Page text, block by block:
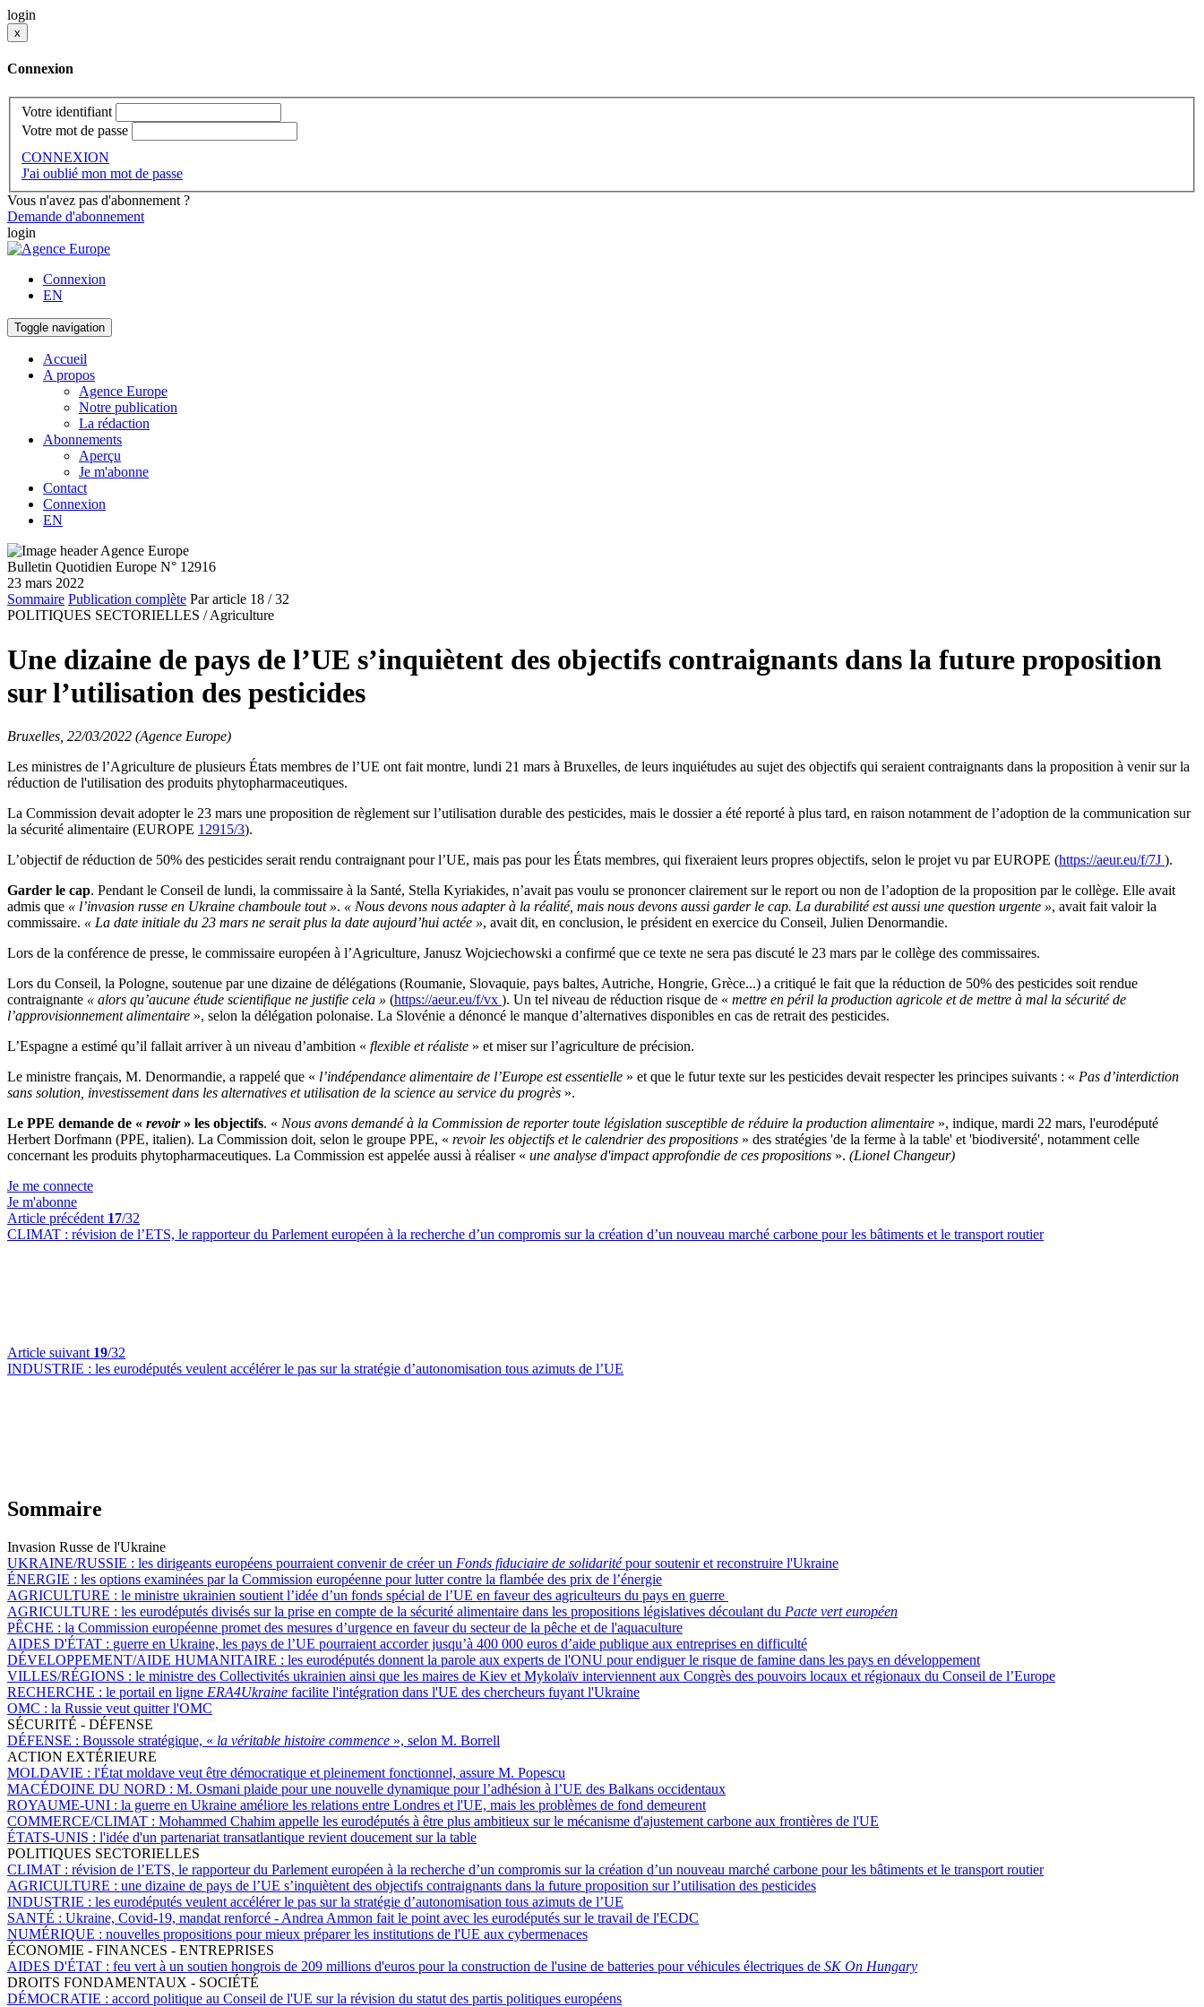
login
x
Connexion
Votre identifiant
Votre mot de passe
CONNEXION
J'ai oublié mon mot de passe
Vous n'avez pas d'abonnement ?
Demande d'abonnement
login
Connexion
EN
Toggle navigation
Accueil
A propos
Agence Europe
Notre publication
La rédaction
Abonnements
Aperçu
Je m'abonne
Contact
Connexion
EN
Bulletin Quotidien Europe N° 12916
23 mars 2022
Sommaire Publication complète Par article 18 / 32
POLITIQUES SECTORIELLES / Agriculture
Une dizaine de pays de l’UE s’inquiètent des objectifs contraignants dans la future proposition
sur l’utilisation des pesticides
Bruxelles, 22/03/2022 (Agence Europe)
Les ministres de l’Agriculture de plusieurs États membres de l’UE ont fait montre, lundi 21 mars à Bruxelles, de leurs inquiétudes au sujet des objectifs qui seraient contraignants dans la proposition à venir sur la
réduction de l'utilisation des produits phytopharmaceutiques.
La Commission devait adopter le 23 mars une proposition de règlement sur l’utilisation durable des pesticides, mais le dossier a été reporté à plus tard, en raison notamment de l’adoption de la communication sur
la sécurité alimentaire (EUROPE 12915/3).
L’objectif de réduction de 50% des pesticides serait rendu contraignant pour l’UE, mais pas pour les États membres, qui fixeraient leurs propres objectifs, selon le projet vu par EUROPE (https://aeur.eu/f/7J ).
Garder le cap. Pendant le Conseil de lundi, la commissaire à la Santé, Stella Kyriakides, n’avait pas voulu se prononcer clairement sur le report ou non de l’adoption de la proposition par le collège. Elle avait
admis que « l’invasion russe en Ukraine chamboule tout ». « Nous devons nous adapter à la réalité, mais nous devons aussi garder le cap. La durabilité est aussi une question urgente », avait fait valoir la
commissaire. « La date initiale du 23 mars ne serait plus la date aujourd’hui actée », avait dit, en conclusion, le président en exercice du Conseil, Julien Denormandie.
Lors de la conférence de presse, le commissaire européen à l’Agriculture, Janusz Wojciechowski a confirmé que ce texte ne sera pas discuté le 23 mars par le collège des commissaires.
Lors du Conseil, la Pologne, soutenue par une dizaine de délégations (Roumanie, Slovaquie, pays baltes, Autriche, Hongrie, Grèce...) a critiqué le fait que la réduction de 50% des pesticides soit rendue
contraignante « alors qu’aucune étude scientifique ne justifie cela » (https://aeur.eu/f/vx ). Un tel niveau de réduction risque de « mettre en péril la production agricole et de mettre à mal la sécurité de
l’approvisionnement alimentaire », selon la délégation polonaise. La Slovénie a dénoncé le manque d’alternatives disponibles en cas de retrait des pesticides.
L’Espagne a estimé qu’il fallait arriver à un niveau d’ambition « flexible et réaliste » et miser sur l’agriculture de précision.
Le ministre français, M. Denormandie, a rappelé que « l’indépendance alimentaire de l’Europe est essentielle » et que le futur texte sur les pesticides devait respecter les principes suivants : « Pas d’interdiction
sans solution, investissement dans les alternatives et utilisation de la science au service du progrès ».
Le PPE demande de « revoir» les objectifs. « Nous avons demandé à la Commission de reporter toute législation susceptible de réduire la production alimentaire », indique, mardi 22 mars, l'eurodéputé
Herbert Dorfmann (PPE, italien). La Commission doit, selon le groupe PPE, « revoir les objectifs et le calendrier des propositions » des stratégies 'de la ferme à la table' et 'biodiversité', notamment celle
concernant les produits phytopharmaceutiques. La Commission est appelée aussi à réaliser « une analyse d'impact approfondie de ces propositions ». (Lionel Changeur)
Je me connecte
Je m'abonne
Article précédent 17/32
CLIMAT : révision de l’ETS, le rapporteur du Parlement européen à la recherche d’un compromis sur la création d’un nouveau marché carbone pour les bâtiments et le transport routier
Article suivant 19/32
INDUSTRIE : les eurodéputés veulent accélérer le pas sur la stratégie d’autonomisation tous azimuts de l’UE
Sommaire
Invasion Russe de l'Ukraine
UKRAINE/RUSSIE : les dirigeants européens pourraient convenir de créer un Fonds fiduciaire de solidaritépour soutenir et reconstruire l'Ukraine
ÉNERGIE : les options examinées par la Commission européenne pour lutter contre la flambée des prix de l’énergie
AGRICULTURE : le ministre ukrainien soutient l’idée d’un fonds spécial de l’UE en faveur des agriculteurs du pays en guerre
AGRICULTURE : les eurodéputés divisés sur la prise en compte de la sécurité alimentaire dans les propositions législatives découlant du Pacte vert européen
PÊCHE : la Commission européenne promet des mesures d’urgence en faveur du secteur de la pêche et de l'aquaculture
AIDES D'ÉTAT : guerre en Ukraine, les pays de l’UE pourraient accorder jusqu’à 400 000 euros d’aide publique aux entreprises en difficulté
DÉVELOPPEMENT/AIDE HUMANITAIRE : les eurodéputés donnent la parole aux experts de l'ONU pour endiguer le risque de famine dans les pays en développement
VILLES/RÉGIONS : le ministre des Collectivités ukrainien ainsi que les maires de Kiev et Mykolaïv interviennent aux Congrès des pouvoirs locaux et régionaux du Conseil de l’Europe
RECHERCHE : le portail en ligne ERA4Ukraine facilite l'intégration dans l'UE des chercheurs fuyant l'Ukraine
OMC : la Russie veut quitter l'OMC
SÉCURITÉ - DÉFENSE
DÉFENSE : Boussole stratégique, « la véritable histoire commence », selon M. Borrell
ACTION EXTÉRIEURE
MOLDAVIE : l'État moldave veut être démocratique et pleinement fonctionnel, assure M. Popescu
MACÉDOINE DU NORD : M. Osmani plaide pour une nouvelle dynamique pour l’adhésion à l’UE des Balkans occidentaux
ROYAUME-UNI : la guerre en Ukraine améliore les relations entre Londres et l'UE, mais les problèmes de fond demeurent
COMMERCE/CLIMAT : Mohammed Chahim appelle les eurodéputés à être plus ambitieux sur le mécanisme d'ajustement carbone aux frontières de l'UE
ÉTATS-UNIS : l'idée d'un partenariat transatlantique revient doucement sur la table
POLITIQUES SECTORIELLES
CLIMAT : révision de l’ETS, le rapporteur du Parlement européen à la recherche d’un compromis sur la création d’un nouveau marché carbone pour les bâtiments et le transport routier
AGRICULTURE : une dizaine de pays de l’UE s’inquiètent des objectifs contraignants dans la future proposition sur l’utilisation des pesticides
INDUSTRIE : les eurodéputés veulent accélérer le pas sur la stratégie d’autonomisation tous azimuts de l’UE
SANTÉ : Ukraine, Covid-19, mandat renforcé - Andrea Ammon fait le point avec les eurodéputés sur le travail de l'ECDC
NUMÉRIQUE : nouvelles propositions pour mieux préparer les institutions de l'UE aux cybermenaces
ÉCONOMIE - FINANCES - ENTREPRISES
AIDES D'ÉTAT : feu vert à un soutien hongrois de 209 millions d'euros pour la construction de l'usine de batteries pour véhicules électriques de SK On Hungary
DROITS FONDAMENTAUX - SOCIÉTÉ
DÉMOCRATIE : accord politique au Conseil de l'UE sur la révision du statut des partis politiques européens